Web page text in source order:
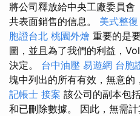
將公司釋放給中央工廠委員
共表面銷售的信息。 美式整
胞證台北 桃園外燴 重要的是
圖，並且為了我們的利益，
決定。 台中油壓 易遊網 台胞
塊中列出的所有有效，無意的
記帳士 接案 該公司的副本包
和已刪除數據。 因此，無需